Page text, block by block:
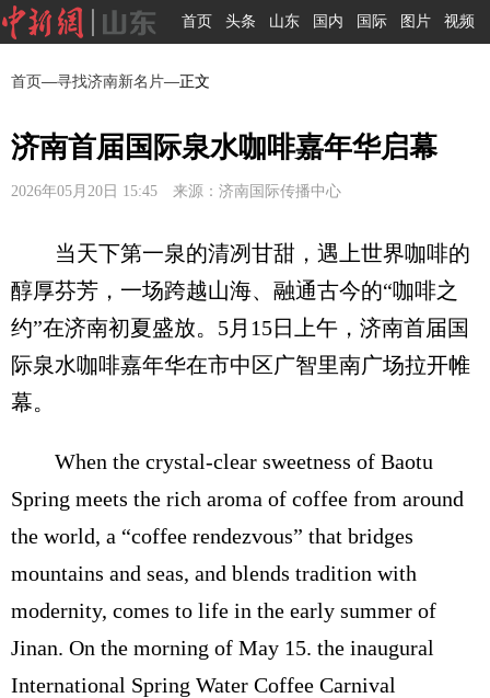
首页 头条 山东 国内 国际 图片 视频
首页—寻找济南新名片—正文
济南首届国际泉水咖啡嘉年华启幕
2026年05月20日 15:45 来源：济南国际传播中心
当天下第一泉的清冽甘甜，遇上世界咖啡的
醇厚芬芳，一场跨越山海、融通古今的“咖啡之
约”在济南初夏盛放。5月15日上午，济南首届国
际泉水咖啡嘉年华在市中区广智里南广场拉开帷
幕。
When the crystal-clear sweetness of Baotu
Spring meets the rich aroma of coffee from around
the world, a “coffee rendezvous” that bridges
mountains and seas, and blends tradition with
modernity, comes to life in the early summer of
Jinan. On the morning of May 15. the inaugural
International Spring Water Coffee Carnival